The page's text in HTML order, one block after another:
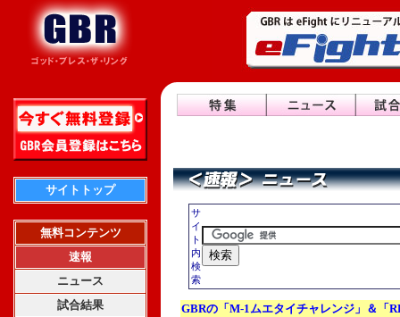
サイトトップ
無料コンテンツ
速報
ニュース
試合結果
サ
イ
ト
内
検
索
GBRの「M-1ムエタイチャレンジ」＆「